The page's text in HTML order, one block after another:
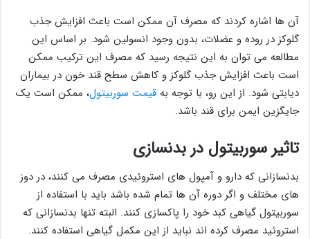
آن ها اشاره کردند که مصرف آن ممکن است باعث افزایش جذب
گلوکز در روده و عضلات، بدون وجود انسولین شود. بر اساس این
مطالعه می توان به این نتیجه رسید که مصرف این ترکیب ممکن
است باعث افزایش جذب گلوکز و کاهش سطح قند خون در بیماران
دیابتی شود. از این رو، با توجه به قیمت سوربیتول، ممکن است یک
جایگزین ایمن برای قند باشد.
تاثیر سوربیتول در بدنسازی
بدنسازانی که دارو و آمپول های استروئیدی مصرف می کنند، در دوز
های مختلف و اگر دوره آن ها تمام شده باشد باید با استفاده از
سوربیتول گیاهی کبد خود را پاکسازی کنند. البته تنها بدنسازانی که
استروئید مصرف کرده اند نباید از این مکمل گیاهی استفاده کنند.